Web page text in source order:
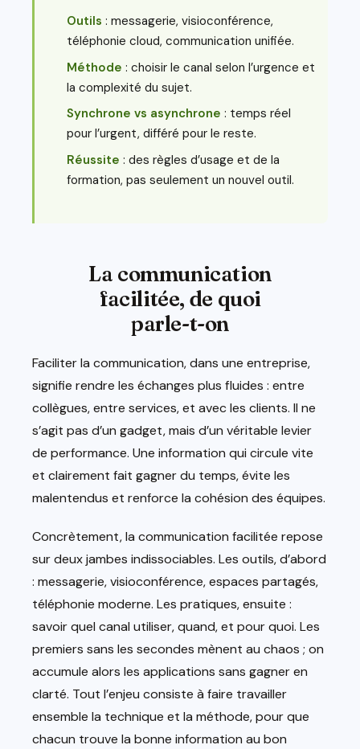
Outils : messagerie, visioconférence,
téléphonie cloud, communication unifiée.
Méthode : choisir le canal selon l’urgence et
la complexité du sujet.
Synchrone vs asynchrone : temps réel
pour l’urgent, différé pour le reste.
Réussite : des règles d’usage et de la
formation, pas seulement un nouvel outil.
La communication
facilitée, de quoi
parle-t-on
Faciliter la communication, dans une entreprise,
signifie rendre les échanges plus fluides : entre
collègues, entre services, et avec les clients. Il ne
s’agit pas d’un gadget, mais d’un véritable levier
de performance. Une information qui circule vite
et clairement fait gagner du temps, évite les
malentendus et renforce la cohésion des équipes.
Concrètement, la communication facilitée repose
sur deux jambes indissociables. Les outils, d’abord
: messagerie, visioconférence, espaces partagés,
téléphonie moderne. Les pratiques, ensuite :
savoir quel canal utiliser, quand, et pour quoi. Les
premiers sans les secondes mènent au chaos ; on
accumule alors les applications sans gagner en
clarté. Tout l’enjeu consiste à faire travailler
ensemble la technique et la méthode, pour que
chacun trouve la bonne information au bon